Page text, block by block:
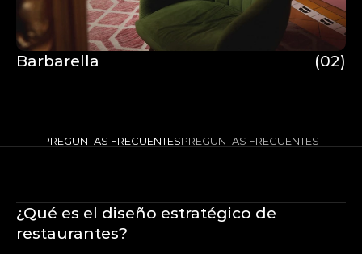
Barbarella
(02)
PREGUNTAS FRECUENTESPREGUNTAS FRECUENTES
¿Qué es el diseño estratégico de
restaurantes?